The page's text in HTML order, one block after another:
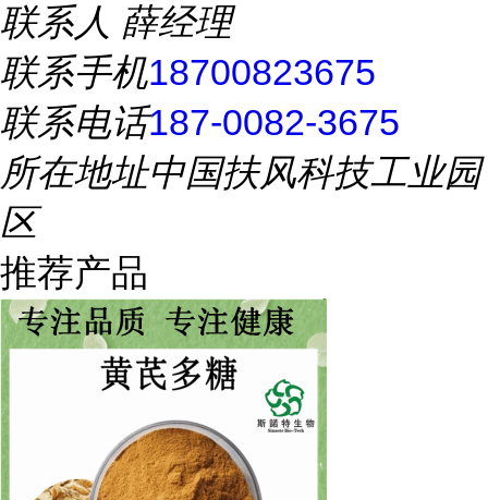
联系人 薛经理
联系手机18700823675
联系电话187-0082-3675
所在地址中国扶风科技工业园
区
推荐产品